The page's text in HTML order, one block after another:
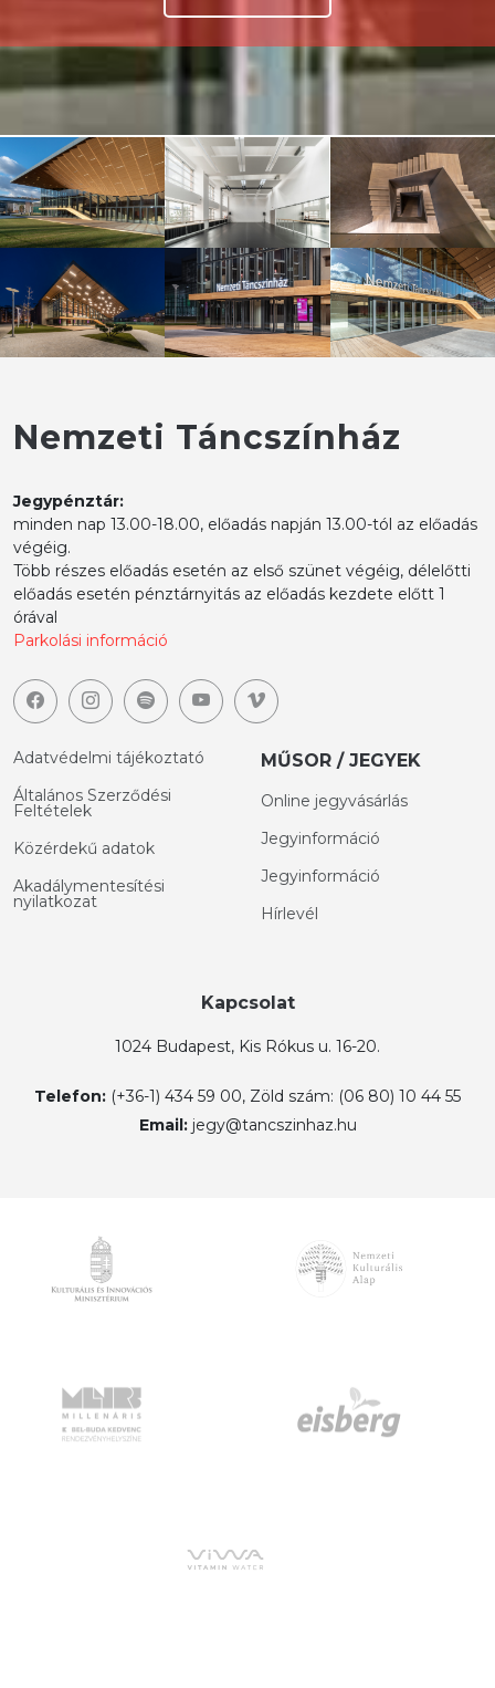
Nemzeti Táncszínház
Jegypénztár:
minden nap 13.00-18.00, előadás napján 13.00-tól az előadás
végéig.
Több részes előadás esetén az első szünet végéig, délelőtti
előadás esetén pénztárnyitás az előadás kezdete előtt 1
órával
Parkolási információ
Adatvédelmi tájékoztató
Általános Szerződési
Feltételek
Közérdekű adatok
Akadálymentesítési
nyilatkozat
MŰSOR / JEGYEK
Online jegyvásárlás
Jegyinformáció
Jegyinformáció
Hírlevél
Kapcsolat
1024 Budapest, Kis Rókus u. 16-20.
Telefon: (+36-1) 434 59 00, Zöld szám: (06 80) 10 44 55
Email: jegy@tancszinhaz.hu